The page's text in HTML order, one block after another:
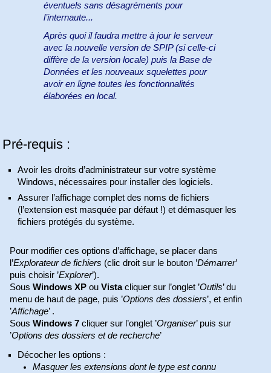
éventuels sans désagréments pour
l’internaute...
Après quoi il faudra mettre à jour le serveur
avec la nouvelle version de SPIP (si celle-ci
diffère de la version locale) puis la Base de
Données et les nouveaux squelettes pour
avoir en ligne toutes les fonctionnalités
élaborées en local.
Pré-requis :
Avoir les droits d’administrateur sur votre système
Windows, nécessaires pour installer des logiciels.
Assurer l’affichage complet des noms de fichiers
(l’extension est masquée par défaut !) et démasquer les
fichiers protégés du système.
Pour modifier ces options d’affichage, se placer dans
l’Explorateur de fichiers (clic droit sur le bouton ’Démarrer’
puis choisir ’Explorer’).
SousWindows XP ouVistacliquer sur l’onglet ’Outils’ du
menu de haut de page, puis ’Options des dossiers’, et enfin
’Affichage’ .
SousWindows 7 cliquer sur l’onglet ’Organiser’ puis sur
’Options des dossiers et de recherche’
Décocher les options :
Masquer les extensions dont le type est connu